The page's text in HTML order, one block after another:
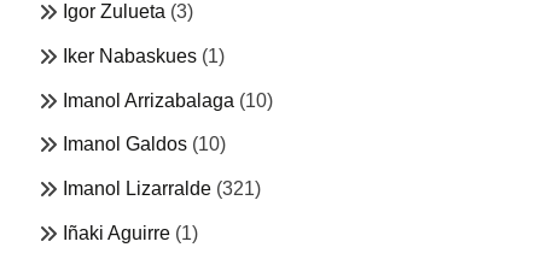
Igor Zulueta (3)
Iker Nabaskues (1)
Imanol Arrizabalaga (10)
Imanol Galdos (10)
Imanol Lizarralde (321)
Iñaki Aguirre (1)